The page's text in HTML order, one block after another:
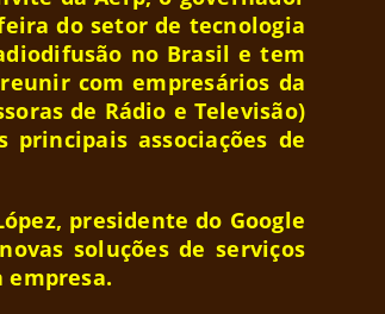
do setor de tecnologia
no Brasil e tem
com empresários da
de Rádio e Televisão)
principais associações de
presidente do Google
soluções de serviços